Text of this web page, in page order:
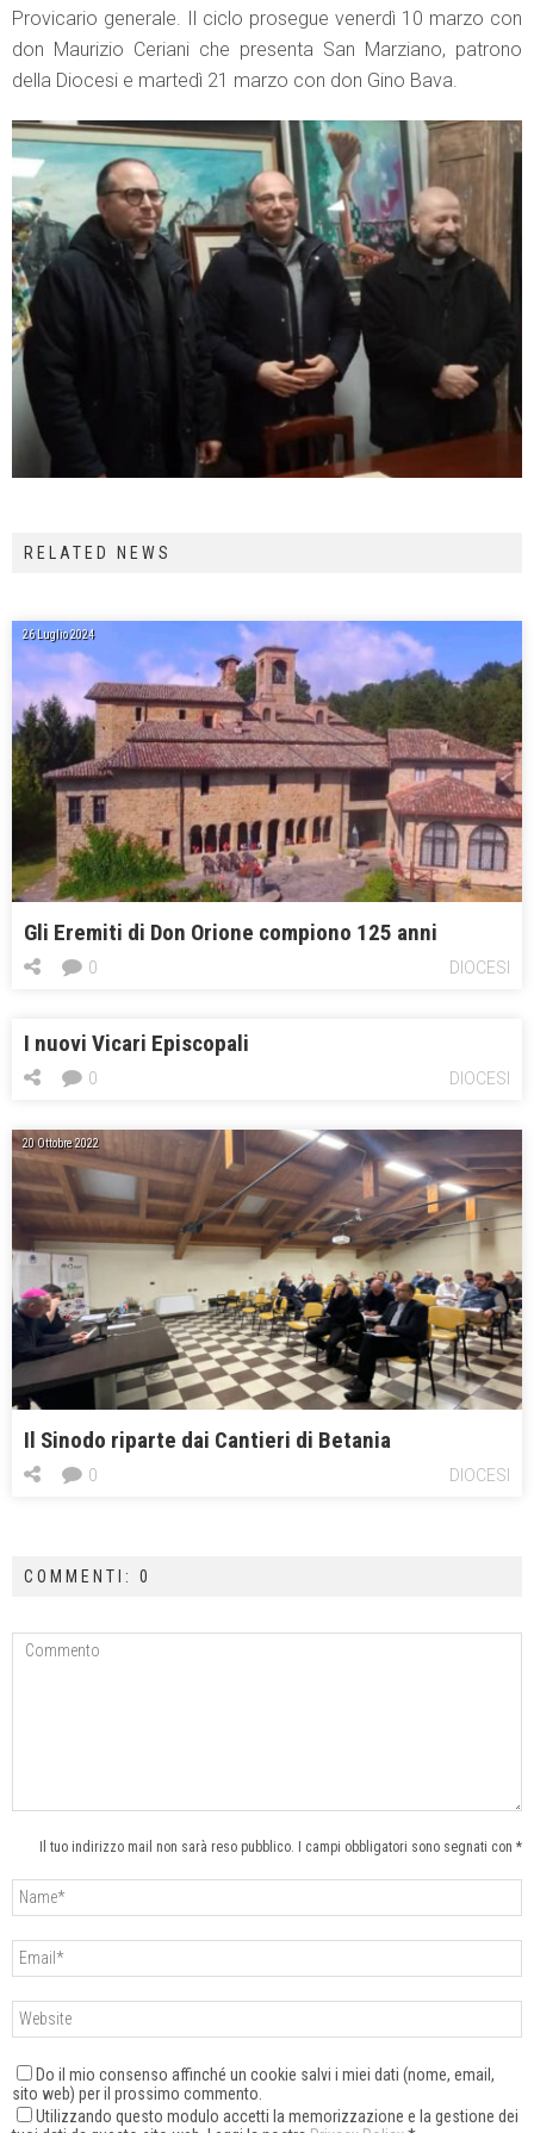
Provicario generale. Il ciclo prosegue venerdì 10 marzo con
don Maurizio Ceriani che presenta San Marziano, patrono
della Diocesi e martedì 21 marzo con don Gino Bava.
RELATED NEWS
26 Luglio 2024
Gli Eremiti di Don Orione compiono 125 anni
DIOCESI
0
I nuovi Vicari Episcopali
DIOCESI
0
20 Ottobre 2022
Il Sinodo riparte dai Cantieri di Betania
DIOCESI
0
COMMENTI: 0
Il tuo indirizzo mail non sarà reso pubblico. I campi obbligatori sono segnati con *
Do il mio consenso affinché un cookie salvi i miei dati (nome, email,
sito web) per il prossimo commento.
Utilizzando questo modulo accetti la memorizzazione e la gestione dei